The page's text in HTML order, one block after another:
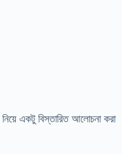
একটু বিস্তারিত আলোচনা করা